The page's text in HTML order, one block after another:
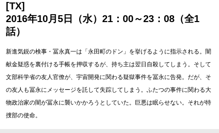
[TX]
2016年10月5日（水）21：00～23：08（全1
話）
新進気鋭の検事・冨永真一は「永田町のドン」を挙げるように指示される。闇
献金疑惑を裏付ける手帳を押収するが、持ち主は翌日自殺してしまう。そして
文部科学省の友人官僚が、宇宙開発に関わる疑獄事件を冨永に告発。だが、そ
の友人も冨永にメッセージを託して失踪してしまう。ふたつの事件に関わる大
物政治家の闇が冨永に襲いかかろうとしていた。巨悪は眠らせない。それが特
捜部の使命。